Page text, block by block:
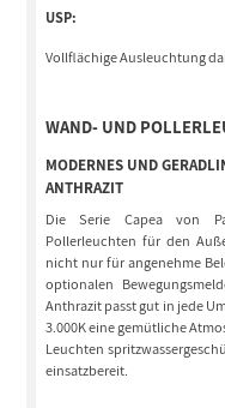
USP:
Vollflächige Ausleuchtung
WAND- UND
MODERNES UND
ANTHRAZIT
Die Serie Capea von
Pollerleuchten für den
nicht nur für angenehme
optionalen
Anthrazit passt gut in jede
3.000K eine gemütliche
Leuchten
einsatzbereit.